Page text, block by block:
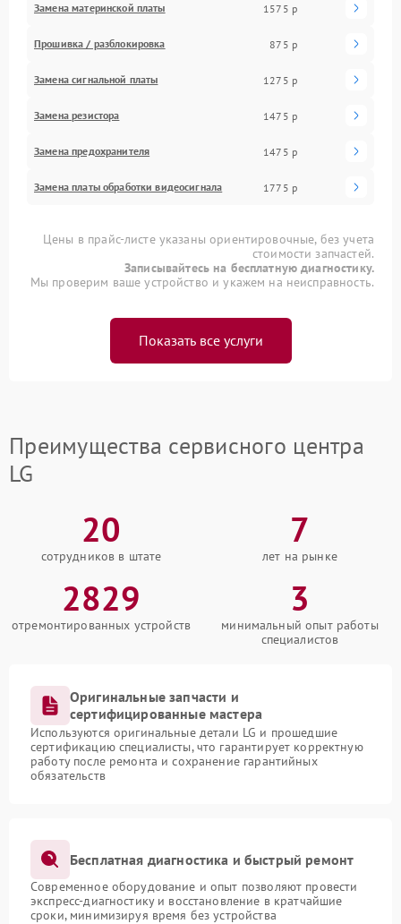
Замена материнской платы 1575 р
Прошивка / разблокировка 875 р
Замена сигнальной платы 1275 р
Замена резистора 1475 р
Замена предохранителя 1475 р
Замена платы обработки видеосигнала 1775 р
Цены в прайс-листе указаны ориентировочные, без учета
стоимости запчастей.
Записывайтесь на бесплатную диагностику.
Мы проверим ваше устройство и укажем на неисправность.
Показать все услуги
Преимущества сервисного центра
LG
20
сотрудников в штате
7
лет на рынке
2829
отремонтированных устройств
3
минимальный опыт работы
специалистов
Оригинальные запчасти и
сертифицированные мастера
Используются оригинальные детали LG и прошедшие
сертификацию специалисты, что гарантирует корректную
работу после ремонта и сохранение гарантийных
обязательств
Бесплатная диагностика и быстрый ремонт
Современное оборудование и опыт позволяют провести
экспресс-диагностику и восстановление в кратчайшие
сроки, минимизируя время без устройства